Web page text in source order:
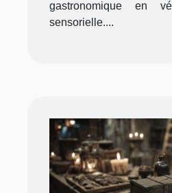
gastronomique en
sensorielle....